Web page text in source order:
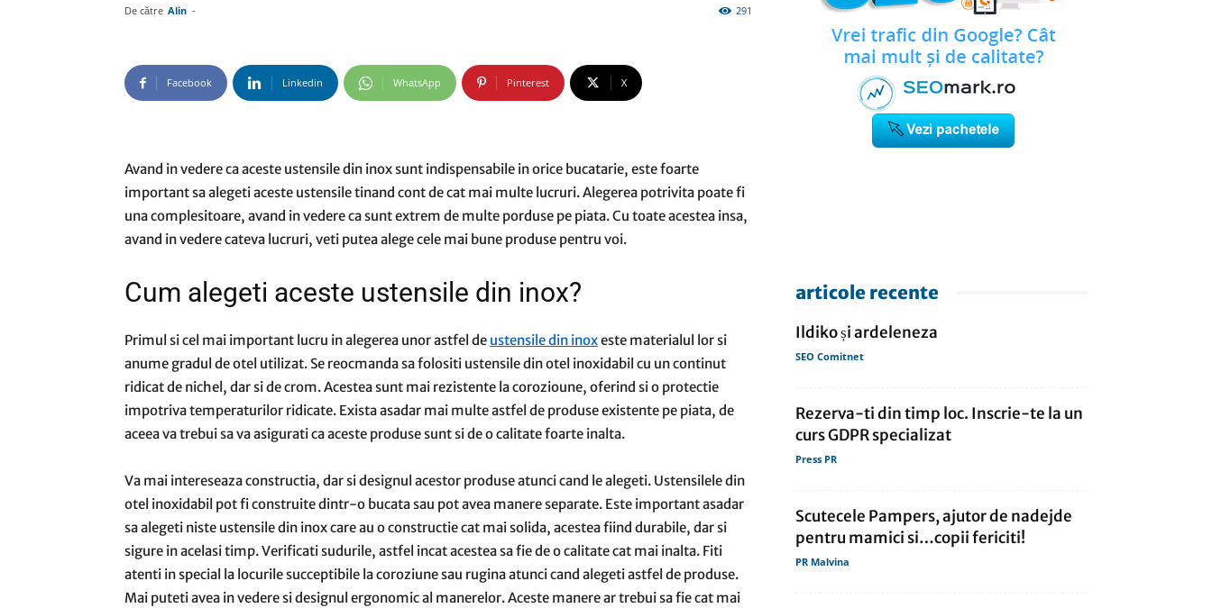
si
comunicate
De către Alin - 291
Facebook Linkedin WhatsApp Pinterest X
Avand in vedere ca aceste ustensile din inox sunt indispensabile in orice bucatarie, este foarte
important sa alegeti aceste ustensile tinand cont de cat mai multe lucruri. Alegerea potrivita poate fi
una complesitoare, avand in vedere ca sunt extrem de multe porduse pe piata. Cu toate acestea insa,
avand in vedere cateva lucruri, veti putea alege cele mai bune produse pentru voi.
Cum alegeti aceste ustensile din inox?
Primul si cel mai important lucru in alegerea unor astfel de ustensile din inoxeste materialul lor si
anume gradul de otel utilizat. Se reocmanda sa folositi ustensile din otel inoxidabil cu un continut
ridicat de nichel, dar si de crom. Acestea sunt mai rezistente la corozioune, oferind si o protectie
impotriva temperaturilor ridicate. Exista asadar mai multe astfel de produse existente pe piata, de
aceea va trebui sa va asigurati ca aceste produse sunt si de o calitate foarte inalta.
Va mai intereseaza constructia, dar si designul acestor produse atunci cand le alegeti. Ustensilele din
otel inoxidabil pot fi construite dintr-o bucata sau pot avea manere separate. Este important asadar
sa alegeti niste ustensile din inox care au o constructie cat mai solida, acestea fiind durabile, dar si
sigure in acelasi timp. Verificati sudurile, astfel incat acestea sa fie de o calitate cat mai inalta. Fiti
atenti in special la locurile succeptibile la coroziune sau rugina atunci cand alegeti astfel de produse.
Mai puteti avea in vedere si designul ergonomic al manerelor. Aceste manere ar trebui sa fie cat mai
articole recente
Ildiko și ardeleneza
SEO Comitnet
Rezerva-ti din timp loc. Inscrie-te la un
curs GDPR specializat
Press PR
Scutecele Pampers, ajutor de nadejde
pentru mamici si…copii fericiti!
PR Malvina